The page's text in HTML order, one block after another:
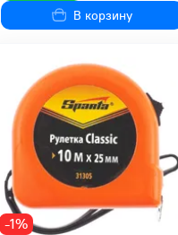
В корзину
-1%